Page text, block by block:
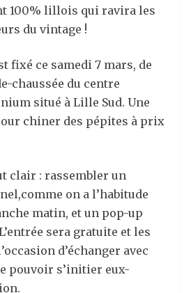
100% lillois qui ravira les
du vintage !
fixé ce samedi 7 mars, de
chaussée du centre
situé à Lille Sud. Une
chiner des pépites à prix
clair : rassembler un
on a l’habitude
matin, et un pop-up
sera gratuite et les
d’échanger avec
pouvoir s’initier eux-